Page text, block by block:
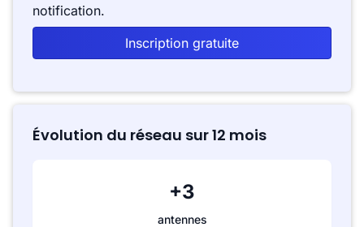
notification.
Inscription gratuite
Évolution du réseau sur 12 mois
+3
antennes